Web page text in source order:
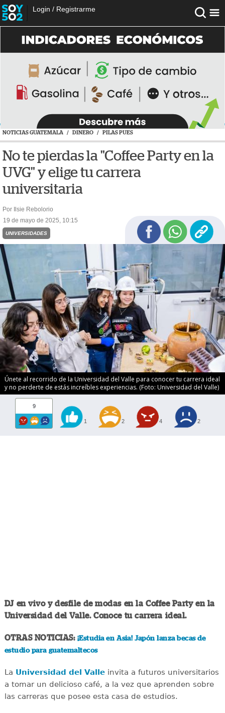
Login / Registrarme
NOTICIAS GUATEMALA / DINERO / PILAS PUES
No te pierdas la "Coffee Party en la
UVG" y elige tu carrera
universitaria
Por Ilsie Rebolorio
19 de mayo de 2025, 10:15
UNIVERSIDADES
Únete al recorrido de la Universidad del Valle para conocer tu carrera ideal
y no perderte de estás increíbles experiencias. (Foto: Universidad del Valle)
9
1 2 4 2
DJ en vivo y desfile de modas en la Coffee Party en la
Universidad del Valle. Conoce tu carrera ideal.
OTRAS NOTICIAS: ¡Estudia en Asia! Japón lanza becas de
estudio para guatemaltecos
La Universidad del Valle invita a futuros universitarios
a tomar un delicioso café, a la vez que aprenden sobre
las carreras que posee esta casa de estudios.